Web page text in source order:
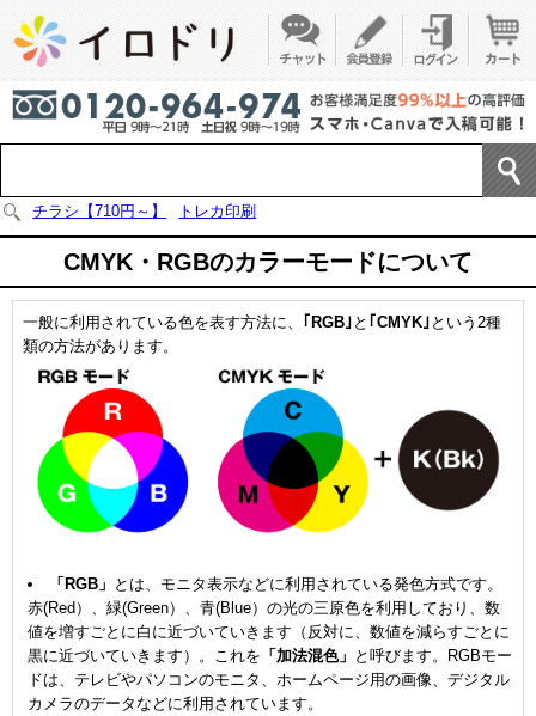
チラシ【710円～】 トレカ印刷
CMYK・RGBのカラーモードについて
一般に利用されている色を表す方法に、 ｢RGB｣ と ｢CMYK｣ という2種
類の方法があります。
「RGB」 とは、モニタ表示などに利用されている発色方式です。
赤(Red）、緑(Green）、青(Blue）の光の三原色を利用しており、数
値を増すごとに白に近づいていきます（反対に、数値を減らすごとに
黒に近づいていきます）。これを 「加法混色」 と呼びます。RGBモー
ドは、テレビやパソコンのモニタ、ホームページ用の画像、デジタル
カメラのデータなどに利用されています。